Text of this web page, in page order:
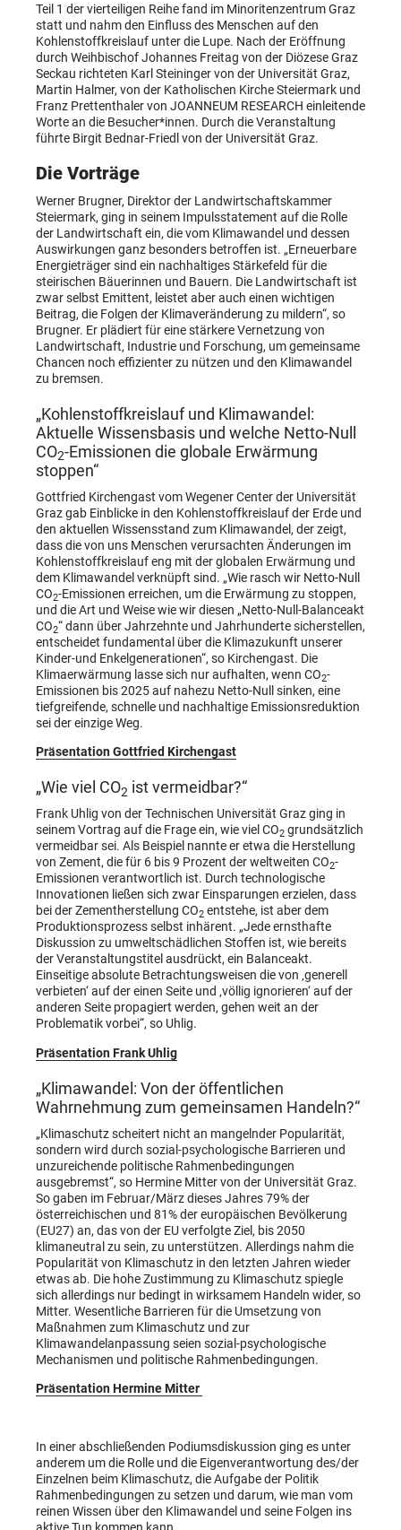
Teil 1 der vierteiligen Reihe fand im Minoritenzentrum Graz
statt und nahm den Einfluss des Menschen auf den
Kohlenstoffkreislauf unter die Lupe. Nach der Eröffnung
durch Weihbischof Johannes Freitag von der Diözese Graz
Seckau richteten Karl Steininger von der Universität Graz,
Martin Halmer, von der Katholischen Kirche Steiermark und
Franz Prettenthaler von JOANNEUM RESEARCH einleitende
Worte an die Besucher*innen. Durch die Veranstaltung
führte Birgit Bednar-Friedl von der Universität Graz.
Die Vorträge
Werner Brugner, Direktor der Landwirtschaftskammer
Steiermark, ging in seinem Impulsstatement auf die Rolle
der Landwirtschaft ein, die vom Klimawandel und dessen
Auswirkungen ganz besonders betroffen ist. „Erneuerbare
Energieträger sind ein nachhaltiges Stärkefeld für die
steirischen Bäuerinnen und Bauern. Die Landwirtschaft ist
zwar selbst Emittent, leistet aber auch einen wichtigen
Beitrag, die Folgen der Klimaveränderung zu mildern“, so
Brugner. Er plädiert für eine stärkere Vernetzung von
Landwirtschaft, Industrie und Forschung, um gemeinsame
Chancen noch effizienter zu nützen und den Klimawandel
zu bremsen.
„Kohlenstoffkreislauf und Klimawandel:
Aktuelle Wissensbasis und welche Netto-Null
CO2-Emissionen die globale Erwärmung
stoppen“
Gottfried Kirchengast vom Wegener Center der Universität
Graz gab Einblicke in den Kohlenstoffkreislauf der Erde und
den aktuellen Wissensstand zum Klimawandel, der zeigt,
dass die von uns Menschen verursachten Änderungen im
Kohlenstoffkreislauf eng mit der globalen Erwärmung und
dem Klimawandel verknüpft sind. „Wie rasch wir Netto-Null
CO2-Emissionen erreichen, um die Erwärmung zu stoppen,
und die Art und Weise wie wir diesen „Netto-Null-Balanceakt
CO2“ dann über Jahrzehnte und Jahrhunderte sicherstellen,
entscheidet fundamental über die Klimazukunft unserer
Kinder-und Enkelgenerationen“, so Kirchengast. Die
Klimaerwärmung lasse sich nur aufhalten, wenn CO2-
Emissionen bis 2025 auf nahezu Netto-Null sinken, eine
tiefgreifende, schnelle und nachhaltige Emissionsreduktion
sei der einzige Weg.
Präsentation Gottfried Kirchengast
„Wie viel CO2 ist vermeidbar?“
Frank Uhlig von der Technischen Universität Graz ging in
seinem Vortrag auf die Frage ein, wie viel CO2 grundsätzlich
vermeidbar sei. Als Beispiel nannte er etwa die Herstellung
von Zement, die für 6 bis 9 Prozent der weltweiten CO2-
Emissionen verantwortlich ist. Durch technologische
Innovationen ließen sich zwar Einsparungen erzielen, dass
bei der Zementherstellung CO2 entstehe, ist aber dem
Produktionsprozess selbst inhärent. „Jede ernsthafte
Diskussion zu umweltschädlichen Stoffen ist, wie bereits
der Veranstaltungstitel ausdrückt, ein Balanceakt.
Einseitige absolute Betrachtungsweisen die von ‚generell
verbieten‘ auf der einen Seite und ‚völlig ignorieren‘ auf der
anderen Seite propagiert werden, gehen weit an der
Problematik vorbei“, so Uhlig.
Präsentation Frank Uhlig
„Klimawandel: Von der öffentlichen
Wahrnehmung zum gemeinsamen Handeln?“
„Klimaschutz scheitert nicht an mangelnder Popularität,
sondern wird durch sozial-psychologische Barrieren und
unzureichende politische Rahmenbedingungen
ausgebremst“, so Hermine Mitter von der Universität Graz.
So gaben im Februar/März dieses Jahres 79% der
österreichischen und 81% der europäischen Bevölkerung
(EU27) an, das von der EU verfolgte Ziel, bis 2050
klimaneutral zu sein, zu unterstützen. Allerdings nahm die
Popularität von Klimaschutz in den letzten Jahren wieder
etwas ab. Die hohe Zustimmung zu Klimaschutz spiegle
sich allerdings nur bedingt in wirksamem Handeln wider, so
Mitter. Wesentliche Barrieren für die Umsetzung von
Maßnahmen zum Klimaschutz und zur
Klimawandelanpassung seien sozial-psychologische
Mechanismen und politische Rahmenbedingungen.
Präsentation Hermine Mitter
In einer abschließenden Podiumsdiskussion ging es unter
anderem um die Rolle und die Eigenverantwortung des/der
Einzelnen beim Klimaschutz, die Aufgabe der Politik
Rahmenbedingungen zu setzen und darum, wie man vom
reinen Wissen über den Klimawandel und seine Folgen ins